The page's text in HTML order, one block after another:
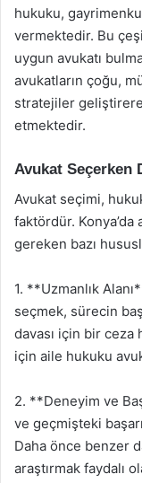
hukuku,
vermektedir. Bu
uygun avukatı
avukatların çoğu,
stratejiler
etmektedir.
Avukat Seçerken
Avukat seçimi,
faktördür.
gereken bazı
1. **Uzmanlık
seçmek, sürecin
davası için bir ceza
için aile hukuku
2. **Deneyim ve
ve geçmişteki
Daha önce benzer
araştırmak faydalı